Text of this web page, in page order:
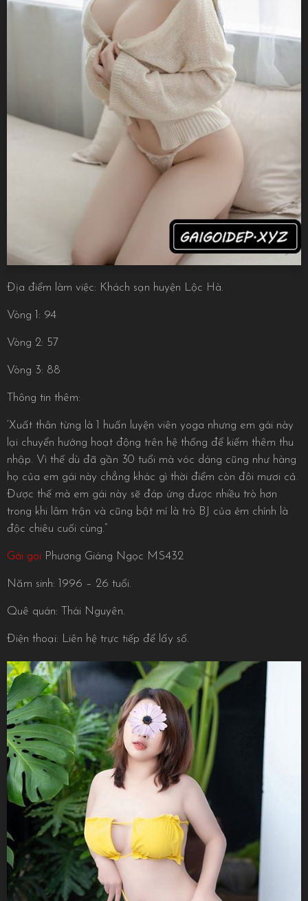
Địa điểm làm việc: Khách sạn huyện Lộc Hà.
Vòng 1: 94
Vòng 2: 57
Vòng 3: 88
Thông tin thêm:
‘Xuất thân từng là 1 huấn luyện viên yoga nhưng em gái này
lại chuyển hướng hoạt động trên hệ thống để kiếm thêm thu
nhập. Vì thế dù đã gần 30 tuổi mà vóc dáng cũng như hàng
họ của em gái này chẳng khác gì thời điểm còn đôi mươi cả.
Được thế mà em gái này sẽ đáp ứng được nhiều trò hơn
trong khi lâm trận và cũng bật mí là trò BJ của ẻm chính là
độc chiêu cuối cùng.”
Gái gọi Phương Giáng Ngọc MS432
Năm sinh: 1996 – 26 tuổi.
Quê quán: Thái Nguyên.
Điện thoại: Liên hệ trực tiếp để lấy số.